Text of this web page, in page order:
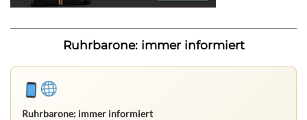
Ruhrbarone: immer informiert
Ruhrbarone: immer informiert